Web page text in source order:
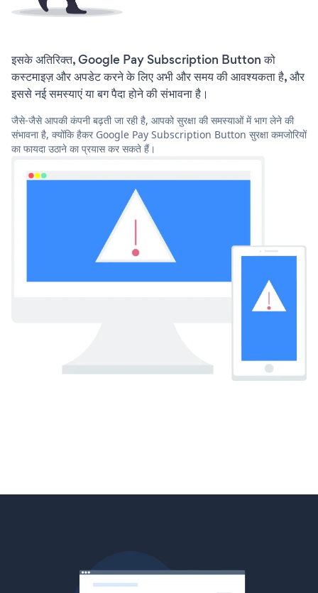
इसके अतिरिक्त, Google Pay Subscription Button को
कस्टमाइज़ और अपडेट करने के लिए अभी और समय की आवश्यकता है, और
इससे नई समस्याएं या बग पैदा होने की संभावना है।
जैसे-जैसे आपकी कंपनी बढ़ती जा रही है, आपको सुरक्षा की समस्याओं में भाग लेने की
संभावना है, क्योंकि हैकर Google Pay Subscription Button सुरक्षा कमजोरियों
का फायदा उठाने का प्रयास कर सकते हैं।